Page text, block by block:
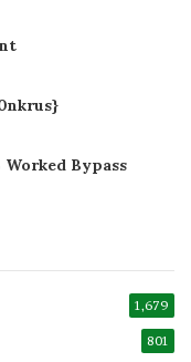
Bypass
1,679
801